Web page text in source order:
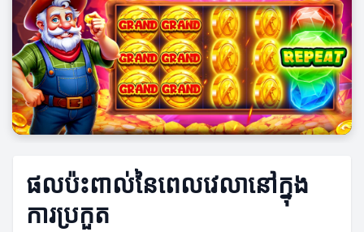
ផលប៉ះពាល់នៃពេលវេលានៅក្នុង
ការប្រកួត